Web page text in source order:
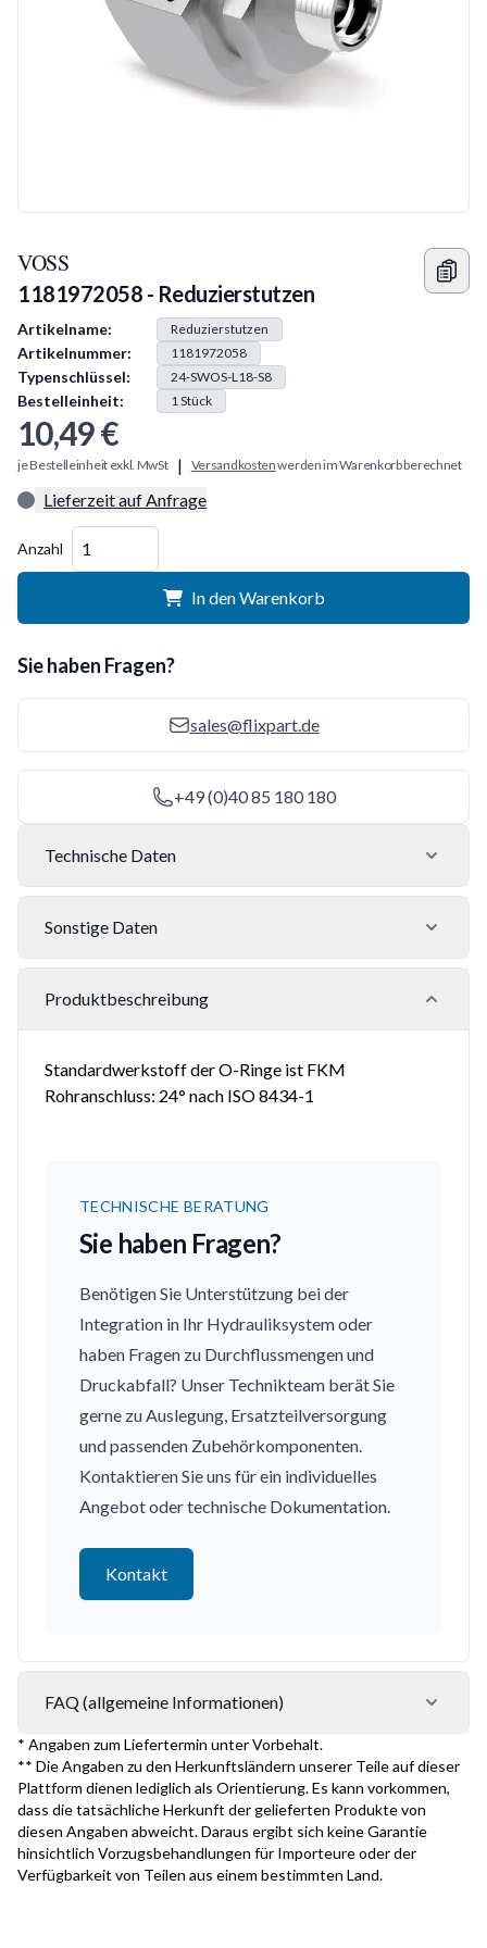
VOSS
1181972058 - Reduzierstutzen
Produkt Information
Artikelname: Reduzierstutzen
Artikelnummer: 1181972058
Typenschlüssel: 24-SWOS-L18-S8
Bestelleinheit: 1Stück
10,49 €
je Bestelleinheit exkl. MwSt | Versandkostenwerden im Warenkorb berechnet
Lieferzeit auf Anfrage
Anzahl
In den Warenkorb
Sie haben Fragen?
sales@flixpart.de
+49 (0)40 85 180 180
Technische Daten
Sonstige Daten
Produktbeschreibung
Standardwerkstoff der O-Ringe ist FKM
Rohranschluss: 24° nach ISO 8434-1
TECHNISCHE BERATUNG
Sie haben Fragen?
Benötigen Sie Unterstützung bei der
Integration in Ihr Hydrauliksystem oder
haben Fragen zu Durchflussmengen und
Druckabfall? Unser Technikteam berät Sie
gerne zu Auslegung, Ersatzteilversorgung
und passenden Zubehörkomponenten.
Kontaktieren Sie uns für ein individuelles
Angebot oder technische Dokumentation.
Kontakt
FAQ (allgemeine Informationen)
* Angaben zum Liefertermin unter Vorbehalt.
** Die Angaben zu den Herkunftsländern unserer Teile auf dieser
Plattform dienen lediglich als Orientierung. Es kann vorkommen,
dass die tatsächliche Herkunft der gelieferten Produkte von
diesen Angaben abweicht. Daraus ergibt sich keine Garantie
hinsichtlich Vorzugsbehandlungen für Importeure oder der
Verfügbarkeit von Teilen aus einem bestimmten Land.